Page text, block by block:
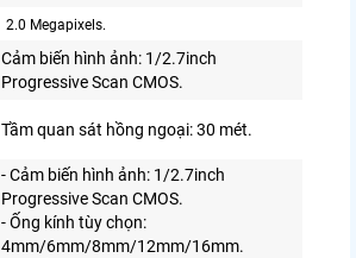
2.0 Megapixels.
Cảm biến hình ảnh: 1/2.7inch
Progressive Scan CMOS.
Tầm quan sát hồng ngoại: 30 mét.
- Cảm biến hình ảnh: 1/2.7inch
Progressive Scan CMOS.
- Ống kính tùy chọn:
4mm/6mm/8mm/12mm/16mm.